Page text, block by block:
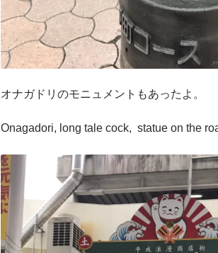
オナガドリのモニュメントもあったよ。
Onagadori, long tale cock, statue on the